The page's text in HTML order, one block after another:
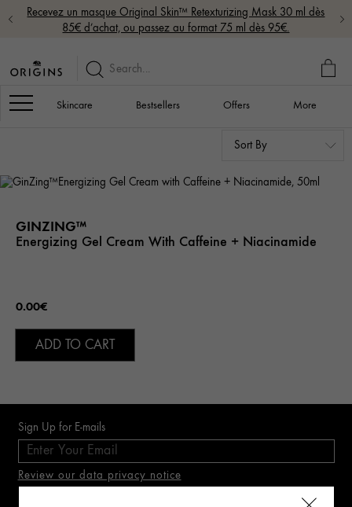
Recevez un masque Original Skin™ Retexturizing Mask 30 ml dès
85€ d’achat, ou passez au format 75 ml dès 95€.
MY
Navigation
Skincare Bestsellers Offers More
GINZING™
Energizing Gel Cream With Caffeine + Niacinamide
0.00€
ADD TO CART
Sign Up for E-mails
Review our data privacy notice